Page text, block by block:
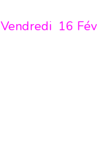
Vendredi 16